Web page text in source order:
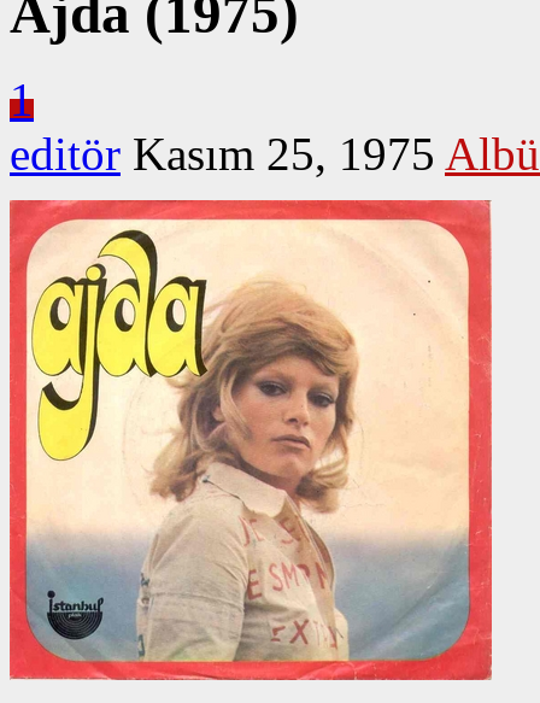
Ajda (1975)
1
editör Kasım 25, 1975